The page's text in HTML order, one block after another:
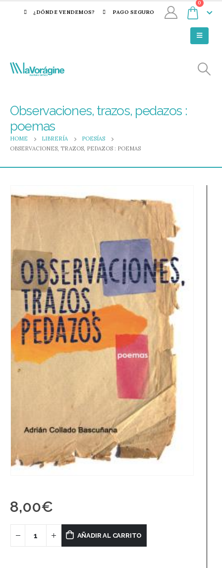
¿DÓNDE VENDEMOS? PAGO SEGURO
0
Observaciones, trazos, pedazos :
poemas
HOME LIBRERÍA
POESÍAS
OBSERVACIONES, TRAZOS, PEDAZOS : POEMAS
8,00€
AÑADIR AL CARRITO